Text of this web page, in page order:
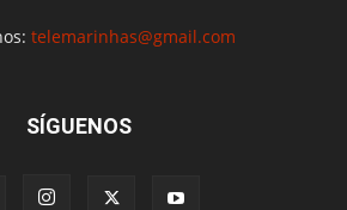
telemarinhas@gmail.com
SÍGUENOS